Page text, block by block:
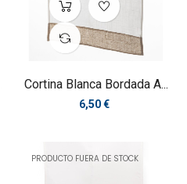
Cortina Blanca Bordada A...
Precio
6,50 €
PRODUCTO FUERA DE STOCK